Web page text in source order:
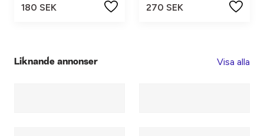
180 SEK
270 SEK
Liknande annonser Visa alla